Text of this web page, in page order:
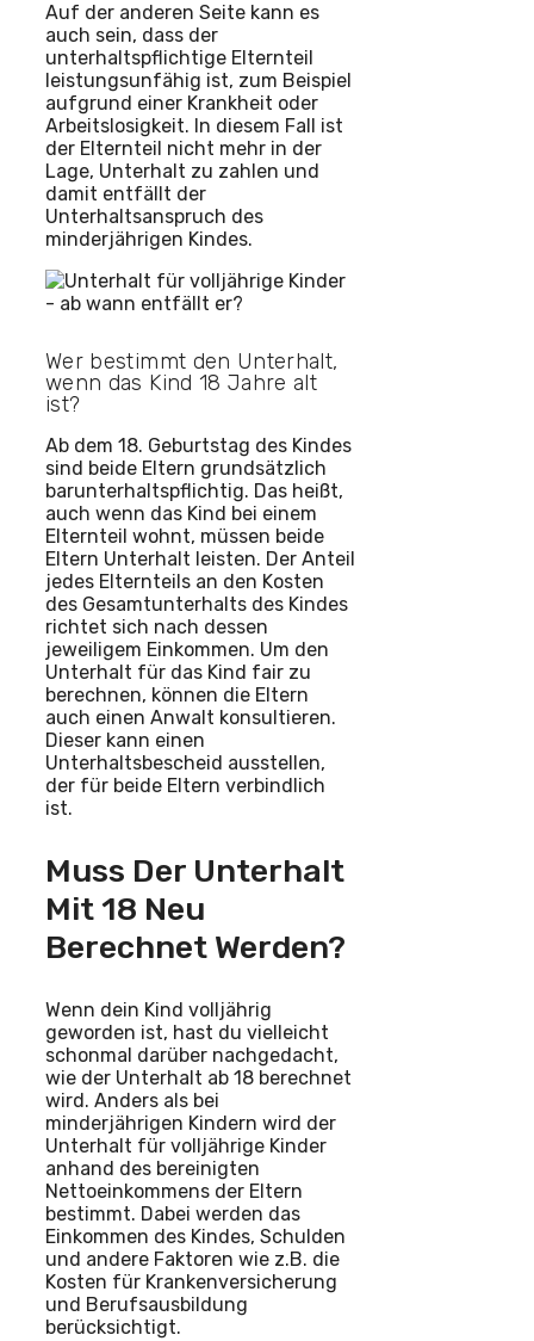
Auf der anderen Seite kann es
auch sein, dass der
unterhaltspflichtige Elternteil
leistungsunfähig ist, zum Beispiel
aufgrund einer Krankheit oder
Arbeitslosigkeit. In diesem Fall ist
der Elternteil nicht mehr in der
Lage, Unterhalt zu zahlen und
damit entfällt der
Unterhaltsanspruch des
minderjährigen Kindes.
Wer bestimmt den Unterhalt,
wenn das Kind 18 Jahre alt
ist?
Ab dem 18. Geburtstag des Kindes
sind beide Eltern grundsätzlich
barunterhaltspflichtig. Das heißt,
auch wenn das Kind bei einem
Elternteil wohnt, müssen beide
Eltern Unterhalt leisten. Der Anteil
jedes Elternteils an den Kosten
des Gesamtunterhalts des Kindes
richtet sich nach dessen
jeweiligem Einkommen. Um den
Unterhalt für das Kind fair zu
berechnen, können die Eltern
auch einen Anwalt konsultieren.
Dieser kann einen
Unterhaltsbescheid ausstellen,
der für beide Eltern verbindlich
ist.
Muss Der Unterhalt
Mit 18 Neu
Berechnet Werden?
Wenn dein Kind volljährig
geworden ist, hast du vielleicht
schonmal darüber nachgedacht,
wie der Unterhalt ab 18 berechnet
wird. Anders als bei
minderjährigen Kindern wird der
Unterhalt für volljährige Kinder
anhand des bereinigten
Nettoeinkommens der Eltern
bestimmt. Dabei werden das
Einkommen des Kindes, Schulden
und andere Faktoren wie z.B. die
Kosten für Krankenversicherung
und Berufsausbildung
berücksichtigt.